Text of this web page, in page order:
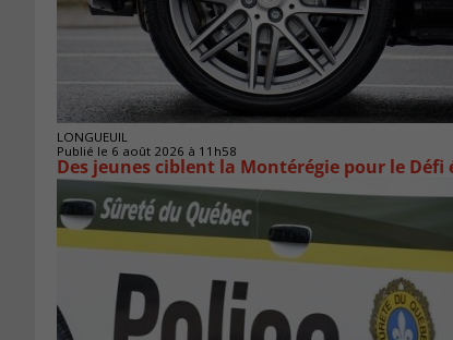
LONGUEUIL
Publié le 6 août 2026 à 11h58
Des jeunes ciblent la Montérégie pour le Défi